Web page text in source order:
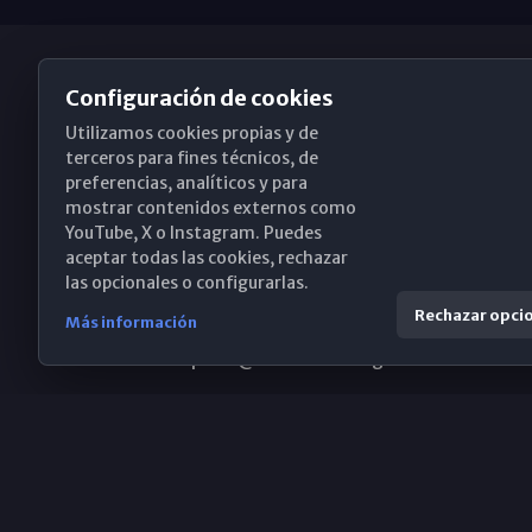
Obispado de Málaga
Santa María, 18-20. 29015 Málaga
(+34) 952 224 386
Configuración de cookies
Utilizamos cookies propias y de
terceros para fines técnicos, de
preferencias, analíticos y para
mostrar contenidos externos como
YouTube, X o Instagram. Puedes
aceptar todas las cookies, rechazar
las opcionales o configurarlas.
Más información Rechazar